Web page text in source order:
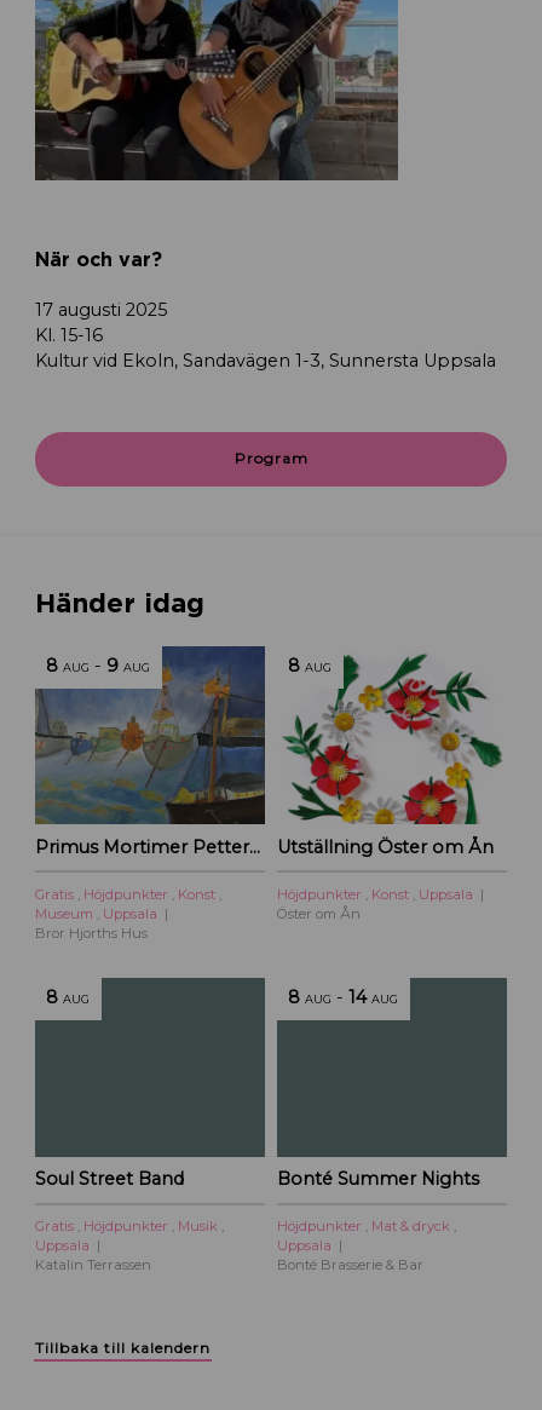
När och var?
17 augusti 2025
Kl. 15-16
Kultur vid Ekoln, Sandavägen 1-3, Sunnersta Uppsala
Program
Händer idag
8 AUG - 9 AUG
Primus Mortimer Pettersson
Gratis , Höjdpunkter , Konst ,
Museum , Uppsala
Bror Hjorths Hus
8 AUG
Utställning Öster om Ån
Höjdpunkter , Konst , Uppsala
Öster om Ån
8 AUG
Soul Street Band
Gratis , Höjdpunkter , Musik ,
Uppsala
Katalin Terrassen
8 AUG -14 AUG
Bonté Summer Nights
Höjdpunkter , Mat & dryck ,
Uppsala
Bonté Brasserie & Bar
Tillbaka till kalendern